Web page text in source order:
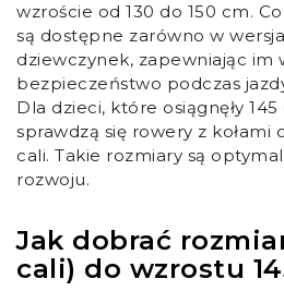
wzroście od 130 do 150 cm.
są dostępne zarówno w
dziewczynek, zapewniając im
bezpieczeństwo podczas
Dla dzieci, które osiągnęły
sprawdzą się rowery z kołami
cali. Takie rozmiary są
rozwoju.
Jak dobrać
cali) do wzrostu